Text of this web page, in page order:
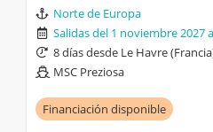
Norte de Europa
Salidas del 1 noviembre 2027
8 días desde Le Havre
MSC Preziosa
Financiación disponible